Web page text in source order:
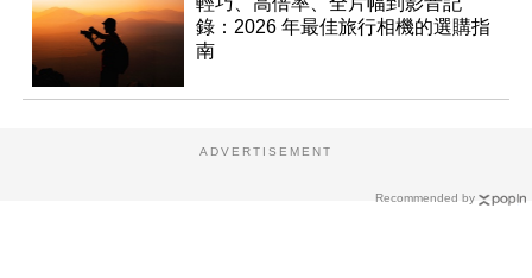
錄：2026 年最佳旅行相機的選購指
南
Recommended by
ADVERTISEMENT